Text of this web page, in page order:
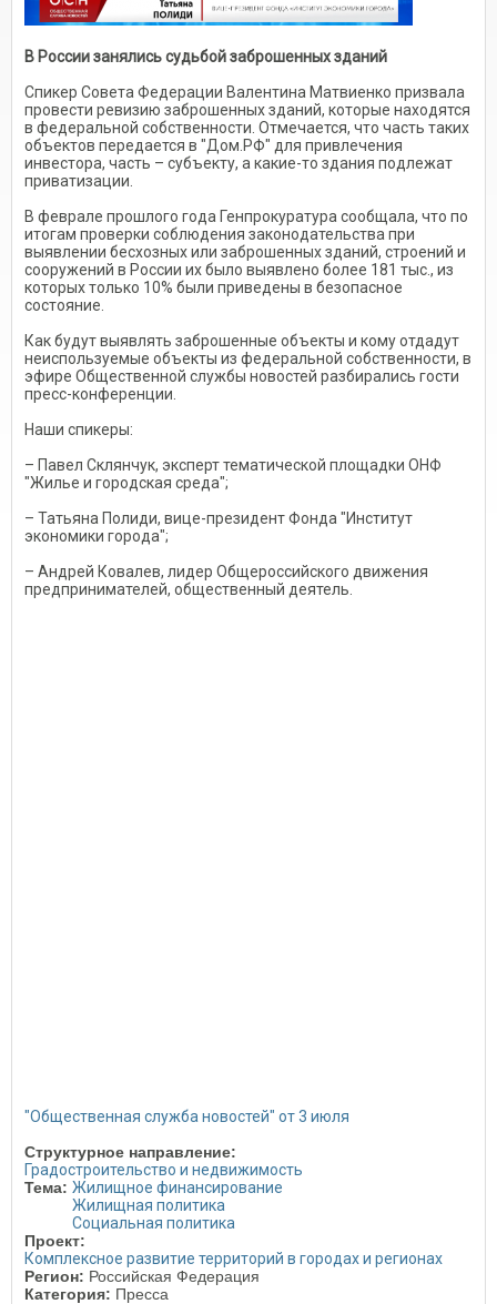
В России занялись судьбой заброшенных зданий
Спикер Совета Федерации Валентина Матвиенко призвала
провести ревизию заброшенных зданий, которые находятся
в федеральной собственности. Отмечается, что часть таких
объектов передается в "Дом.РФ" для привлечения
инвестора, часть – субъекту, а какие-то здания подлежат
приватизации.
В феврале прошлого года Генпрокуратура сообщала, что по
итогам проверки соблюдения законодательства при
выявлении бесхозных или заброшенных зданий, строений и
сооружений в России их было выявлено более 181 тыс., из
которых только 10% были приведены в безопасное
состояние.
Как будут выявлять заброшенные объекты и кому отдадут
неиспользуемые объекты из федеральной собственности, в
эфире Общественной службы новостей разбирались гости
пресс-конференции.
Наши спикеры:
– Павел Склянчук, эксперт тематической площадки ОНФ
"Жилье и городская среда";
– Татьяна Полиди, вице-президент Фонда "Институт
экономики города";
– Андрей Ковалев, лидер Общероссийского движения
предпринимателей, общественный деятель.
"Общественная служба новостей" от 3 июля
Структурное направление:
Градостроительство и недвижимость
Тема: Жилищное финансирование
Жилищная политика
Социальная политика
Проект:
Комплексное развитие территорий в городах и регионах
Регион: Российская Федерация
Категория: Пресса